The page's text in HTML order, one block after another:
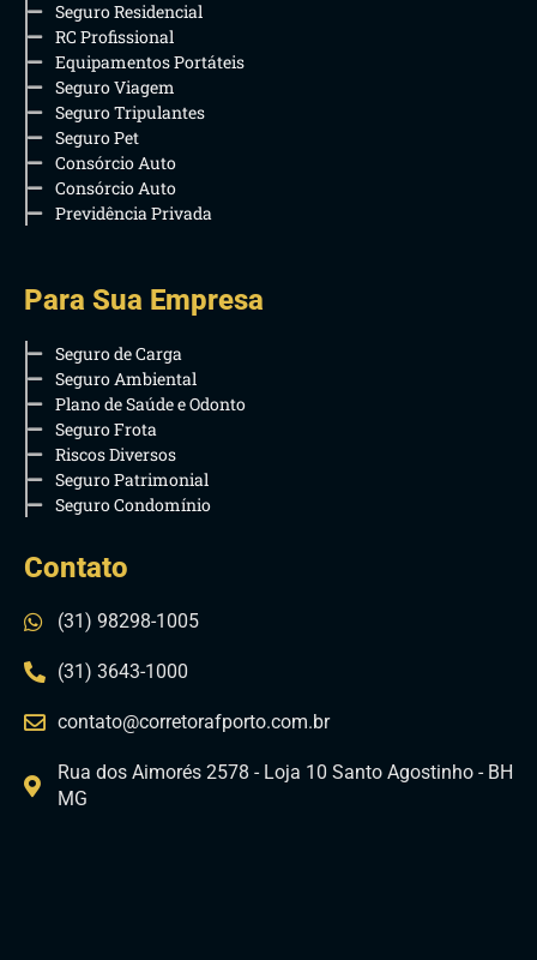
Seguro Residencial
RC Profissional
Equipamentos Portáteis
Seguro Viagem
Seguro Tripulantes
Seguro Pet
Consórcio Auto
Consórcio Auto
Previdência Privada
Para Sua Empresa
Seguro de Carga
Seguro Ambiental
Plano de Saúde e Odonto
Seguro Frota
Riscos Diversos
Seguro Patrimonial
Seguro Condomínio
Contato
(31) 98298-1005
(31) 3643-1000
contato@corretorafporto.com.br
Rua dos Aimorés 2578 - Loja 10 Santo Agostinho - BH
MG